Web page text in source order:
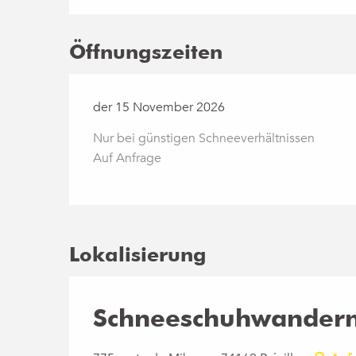
Öffnungszeiten
der 15 November 2026
Nur bei günstigen Schneeverhältnissen
Auf Anfrage
Lokalisierung